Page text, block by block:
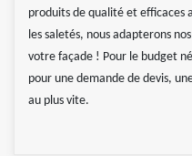
produits de qualité et efficaces
les saletés, nous adapterons
votre façade ! Pour le budget
pour une demande de devis,
au plus vite.